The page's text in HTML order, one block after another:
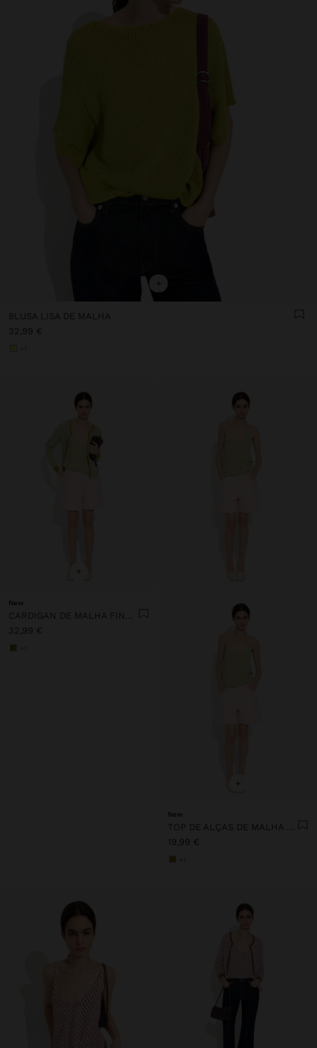
+
BLUSA LISA DE MALHA
32,99 €
+
New
CARDIGAN DE MALHA FINA ESTAMPADA
32,99 €
+
New
TOP DE ALÇAS DE MALHA FINA ESTAMPADA
19,99 €